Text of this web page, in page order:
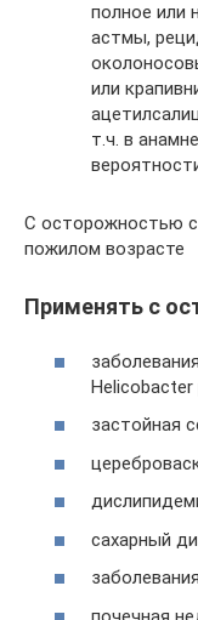
полное или
астмы,
или
т.ч. в
С осторожностью
пожилом возрасте
Применять с
Helicobacter
застойная
сахарный